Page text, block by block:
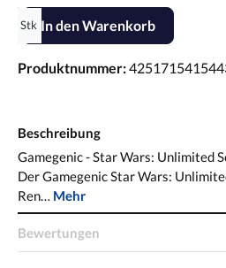
Produkt Anzahl: Gib den
Stk In den Warenkorb
Produktnummer:
Beschreibung
Gamegenic - Star Wars: Unlimited
Der Gamegenic Star Wars:
Ren… Mehr
Bewertungen